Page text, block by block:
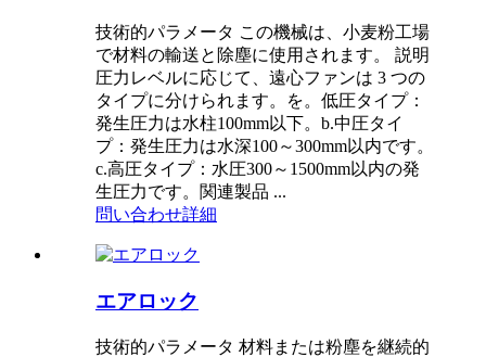
技術的パラメータ この機械は、小麦粉工場
で材料の輸送と除塵に使用されます。 説明
圧力レベルに応じて、遠心ファンは 3 つの
タイプに分けられます。を。低圧タイプ：
発生圧力は水柱100mm以下。b.中圧タイ
プ：発生圧力は水深100～300mm以内です。
c.高圧タイプ：水圧300～1500mm以内の発
生圧力です。関連製品 ...
問い合わせ詳細
エアロック
技術的パラメータ 材料または粉塵を継続的